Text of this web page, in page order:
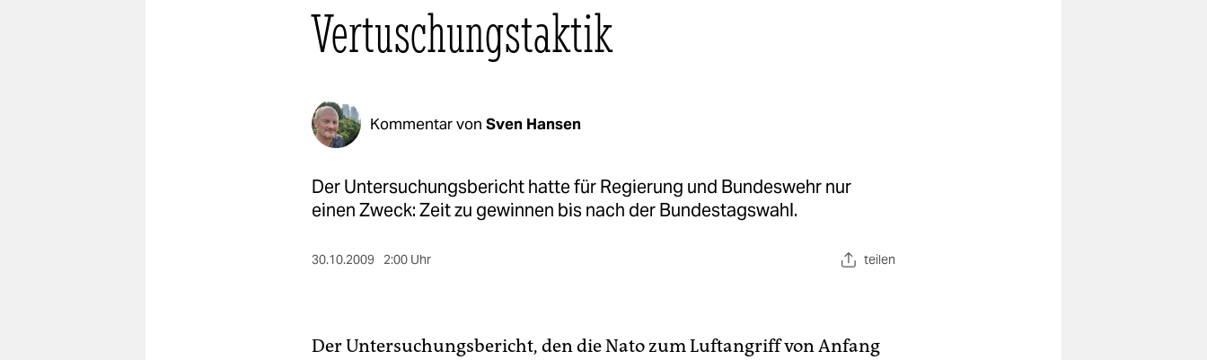
Vertuschungstaktik
Kommentar von Sven Hansen
Der Untersuchungsbericht hatte für Regierung und Bundeswehr nur
einen Zweck: Zeit zu gewinnen bis nach der Bundestagswahl.
30.10.2009 2:00 Uhr teilen
Der Untersuchungsbericht, den die Nato zum Luftangriff von Anfang